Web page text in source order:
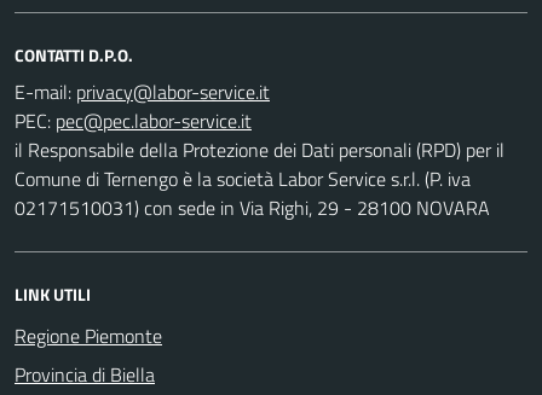
CONTATTI D.P.O.
E-mail:
PEC:
il Responsabile della Protezione dei Dati personali (RPD) per il
Comune di Ternengo è la società Labor Service s.r.l. (P. iva
02171510031) con sede in Via Righi, 29 - 28100 NOVARA
LINK UTILI
Regione Piemonte
Provincia di Biella